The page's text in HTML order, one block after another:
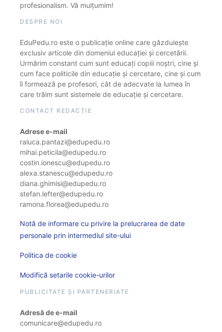
profesionalism. Vă mulțumim!
DESPRE NOI
EduPedu.ro este o publicație online care găzduiește
exclusiv articole din domeniul educației și cercetării.
Urmărim constant cum sunt educați copiii noștri, cine și
cum face politicile din educație și cercetare, cine și cum
îi formează pe profesori, cât de adecvate la lumea în
care trăim sunt sistemele de educație și cercetare.
CONTACT REDACȚIE
Adrese e-mail
raluca.pantazi@edupedu.ro
mihai.peticila@edupedu.ro
costin.ionescu@edupedu.ro
alexa.stanescu@edupedu.ro
diana.ghimisi@edupedu.ro
stefan.lefter@edupedu.ro
ramona.florea@edupedu.ro
Notă de informare cu privire la prelucrarea de date
personale prin intermediul site-ului
Politica de cookie
Modifică setarile cookie-urilor
PUBLICITATE ȘI PARTENERIATE
Adresă de e-mail
comunicare@edupedu.ro